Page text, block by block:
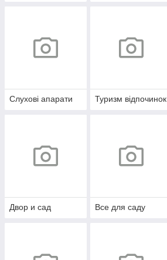
Слухові апарати Туризм відпочинок
Двор и сад Все для саду